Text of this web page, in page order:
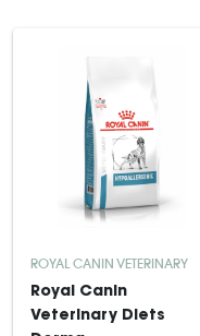
ROYAL CANIN VETERINARY
Royal Canin
Veterinary Diets